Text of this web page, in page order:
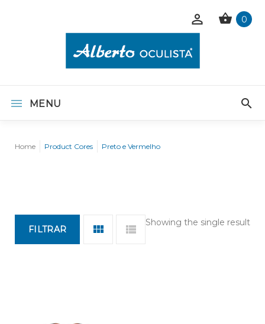
0
MENU
Home Product Cores Preto e Vermelho
Showing the single result
FILTRAR